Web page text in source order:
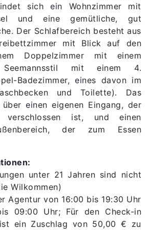
sich ein Wohnzimmer mit
und eine gemütliche, gut
Der Schlafbereich besteht aus
mit Blick auf den
Doppelzimmer mit einem
mit einem 4.
Badezimmer, eines davon im
und Toilette). Das
einen eigenen Eingang, der
ist, und einen
der zum Essen
unter 21 Jahren sind nicht
Wilkommen)
Agentur von 16:00 bis 19:30 Uhr
09:00 Uhr; Für den Check-in
ein Zuschlag von 50,00 € zu